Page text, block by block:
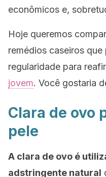
econômicos e,
Hoje queremos
remédios caseiros
regularidade para
jovem. Você gostaria
Clara de ovo
pele
A clara de ovo é
adstringente natural